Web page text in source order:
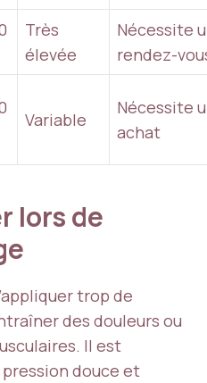
Très
élevée
Nécessite
rendez-
Variable
Nécessite
achat
lors de
trop de
des douleurs ou
Il est
douce et